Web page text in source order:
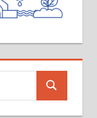
Search